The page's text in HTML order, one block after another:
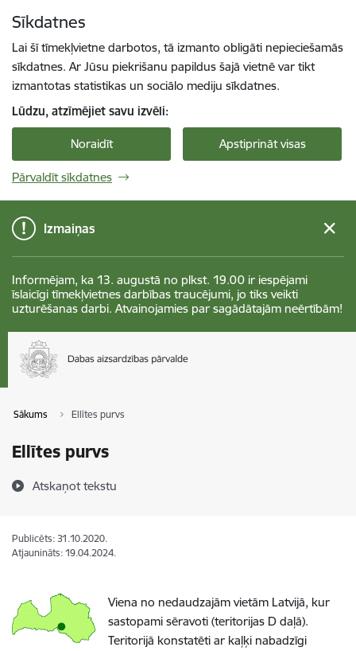
Sīkdatnes
Lai šī tīmekļvietne darbotos, tā izmanto obligāti nepieciešamās
sīkdatnes. Ar Jūsu piekrišanu papildus šajā vietnē var tikt
izmantotas statistikas un sociālo mediju sīkdatnes.
Lūdzu, atzīmējiet savu izvēli:
Noraidīt Apstiprināt visas
Pārvaldīt sīkdatnes
Izmaiņas
Informējam, ka 13. augustā no plkst. 19.00 ir iespējami
īslaicīgi tīmekļvietnes darbības traucējumi, jo tiks veikti
uzturēšanas darbi. Atvainojamies par sagādātajām neērtībām!
Sākums Ellītes purvs
Ellītes purvs
Atskaņot tekstu
Publicēts: 31.10.2020.
Atjaunināts: 19.04.2024.
Viena no nedaudzajām vietām Latvijā, kur
sastopami sēravoti (teritorijas D daļā).
Teritorijā konstatēti ar kaļķi nabadzīgi